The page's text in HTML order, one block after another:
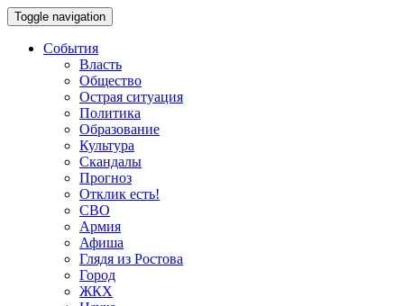
Toggle navigation
События
Власть
Общество
Острая ситуация
Политика
Образование
Культура
Скандалы
Прогноз
Отклик есть!
СВО
Армия
Афиша
Глядя из Ростова
Город
ЖКХ